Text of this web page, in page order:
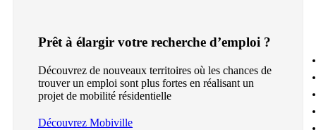
Prêt à élargir votre recherche d’emploi ?
Découvrez de nouveaux territoires où les chances de
trouver un emploi sont plus fortes en réalisant un
projet de mobilité résidentielle
Découvrez Mobiville